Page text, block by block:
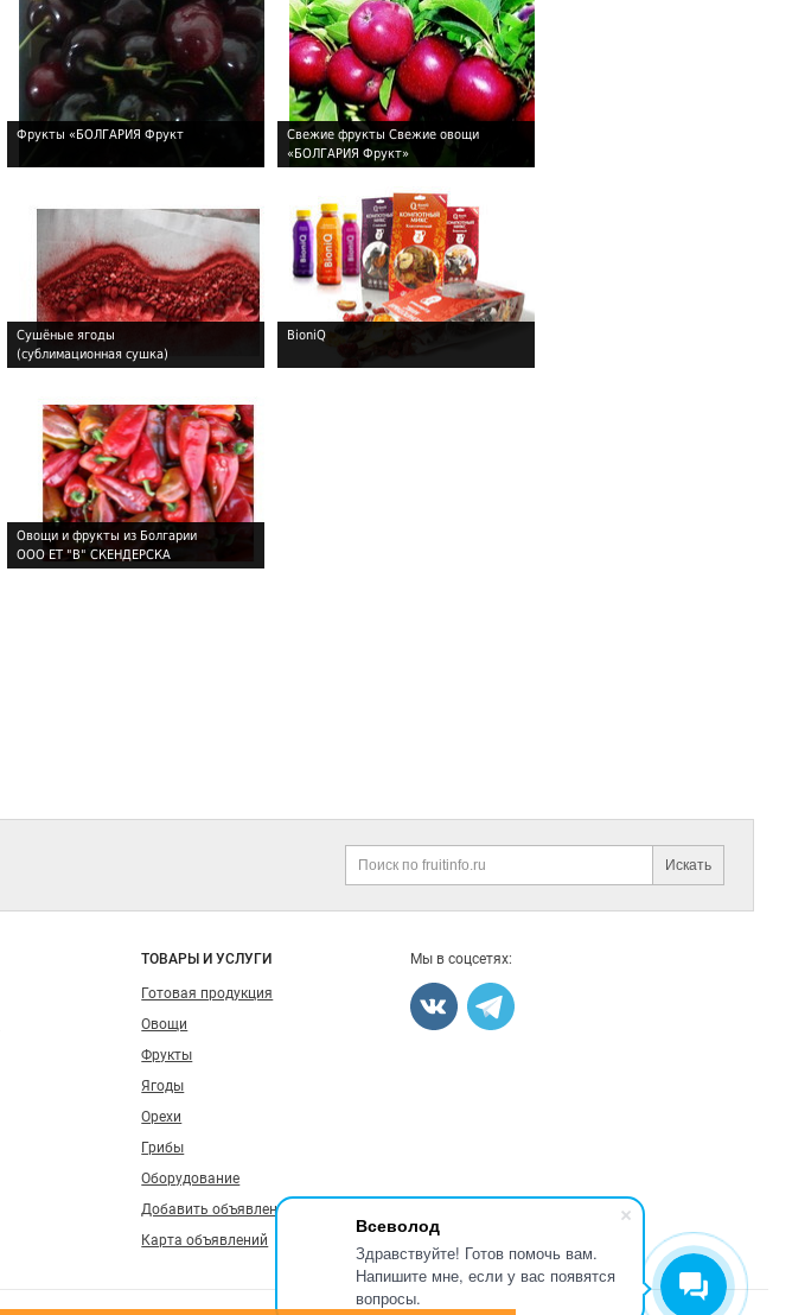
Всеволод
Здравствуйте! Готов помочь вам.
Напишите мне, если у вас появятся
вопросы.
Фрукты «БОЛГАРИЯ Фрукт
Свежие фрукты Свежие овощи
«БОЛГАРИЯ Фрукт»
Сушёные ягоды
(сублимационная сушка)
BioniQ
Овощи и фрукты из Болгарии
ООО ЕТ "В" СКЕНДЕРСКА
Искать
ТОВАРЫ И УСЛУГИ
Готовая продукция
Овощи
Фрукты
Ягоды
Орехи
Грибы
Оборудование
Добавить объявление
Карта объявлений
Мы в соцсетях: